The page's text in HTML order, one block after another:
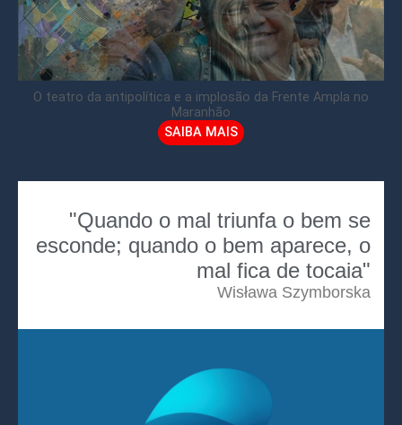
O teatro da antipolítica e a implosão da Frente Ampla no
Maranhão
SAIBA MAIS
"Quando o mal triunfa o bem se
esconde; quando o bem aparece, o
mal fica de tocaia"
Wisława Szymborska